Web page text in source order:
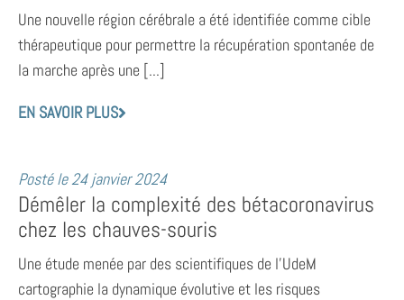
Une nouvelle région cérébrale a été identifiée comme cible
thérapeutique pour permettre la récupération spontanée de
la marche après une [...]
EN SAVOIR PLUS
Posté le 24 janvier 2024
Démêler la complexité des bétacoronavirus
chez les chauves-souris
Une étude menée par des scientifiques de l’UdeM
cartographie la dynamique évolutive et les risques